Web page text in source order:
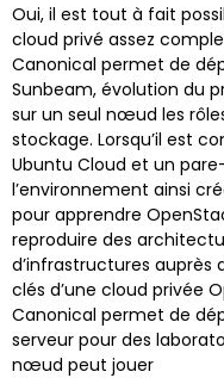
Oui, il est tout à fait
cloud privé assez
Canonical permet de
Sunbeam, évolution du
sur un seul nœud les
stockage. Lorsqu’il est
Ubuntu Cloud et un
l’environnement ainsi
pour apprendre
reproduire des
d’infrastructures auprès
clés d’une cloud privée
Canonical permet de
serveur pour des
nœud peut jouer